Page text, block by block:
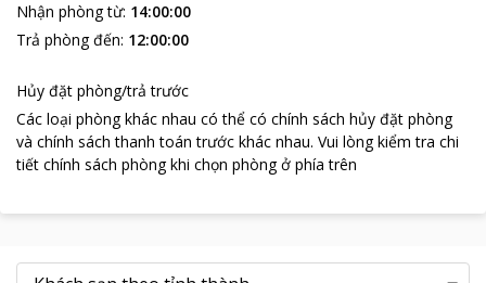
đẹp kỳ thú của Vịnh Hạ Long, di sản thiên nhiên tuyệt vời của
Việt Nam và thế giới.
Nhận phòng từ: 14:00:00
Trả phòng đến: 12:00:00
Hủy đặt phòng/trả trước
Các loại phòng khác nhau có thể có chính sách hủy đặt phòng
và chính sách thanh toán trước khác nhau. Vui lòng kiểm tra chi
tiết chính sách phòng khi chọn phòng ở phía trên